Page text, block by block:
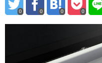
0 0 0 0